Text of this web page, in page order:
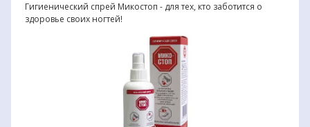
Гигиенический спрей Микостоп - для тех, кто заботится о
здоровье своих ногтей!